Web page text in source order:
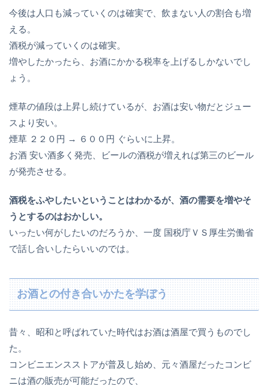
今後は人口も減っていくのは確実で、飲まない人の割合も増
える。
酒税が減っていくのは確実。
増やしたかったら、お酒にかかる税率を上げるしかないでし
ょう。
煙草の値段は上昇し続けているが、お酒は安い物だとジュー
スより安い。
煙草 ２２０円 → ６００円 ぐらいに上昇。
お酒 安い酒多く発売、ビールの酒税が増えれば第三のビール
が発売させる。
酒税をふやしたいということはわかるが、酒の需要を増やそ
うとするのはおかしい。
いったい何がしたいのだろうか、一度 国税庁ＶＳ厚生労働省
で話し合いしたらいいのでは。
お酒との付き合いかたを学ぼう
昔々、昭和と呼ばれていた時代はお酒は酒屋で買うものでし
た。
コンビニエンスストアが普及し始め、元々酒屋だったコンビ
ニは酒の販売が可能だったので、